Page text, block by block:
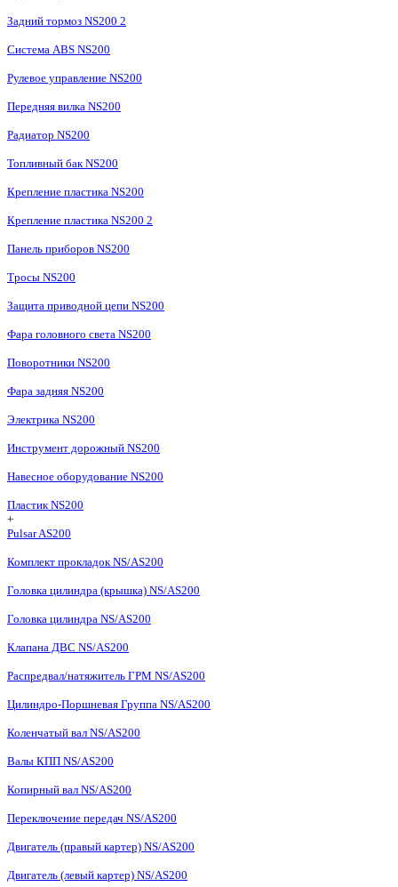
Задний тормоз NS200 2
Система ABS NS200
Рулевое управление NS200
Передняя вилка NS200
Радиатор NS200
Топливный бак NS200
Крепление пластика NS200
Крепление пластика NS200 2
Панель приборов NS200
Тросы NS200
Защита приводной цепи NS200
Фара головного света NS200
Поворотники NS200
Фара задняя NS200
Электрика NS200
Инструмент дорожный NS200
Навесное оборудование NS200
Пластик NS200
+
Pulsar AS200
Комплект прокладок NS/AS200
Головка цилиндра (крышка) NS/AS200
Головка цилиндра NS/AS200
Клапана ДВС NS/AS200
Распредвал/натяжитель ГРМ NS/AS200
Цилиндро-Поршневая Группа NS/AS200
Коленчатый вал NS/AS200
Валы КПП NS/AS200
Копирный вал NS/AS200
Переключение передач NS/AS200
Двигатель (правый картер) NS/AS200
Двигатель (левый картер) NS/AS200